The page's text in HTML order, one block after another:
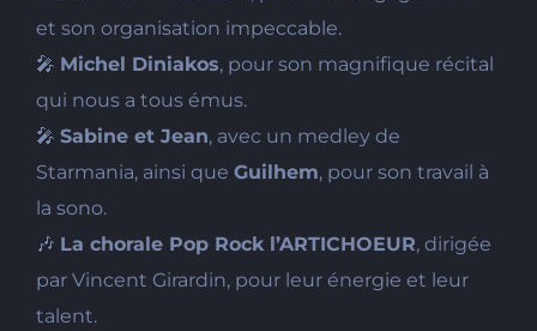
et son organisation impeccable.
🎤 Michel Diniakos, pour son magnifique récital
qui nous a tous émus.
🎤 Sabine et Jean, avec un medley de
Starmania, ainsi que Guilhem, pour son travail à
la sono.
🎶 La chorale Pop Rock l’ARTICHOEUR, dirigée
par Vincent Girardin, pour leur énergie et leur
talent.